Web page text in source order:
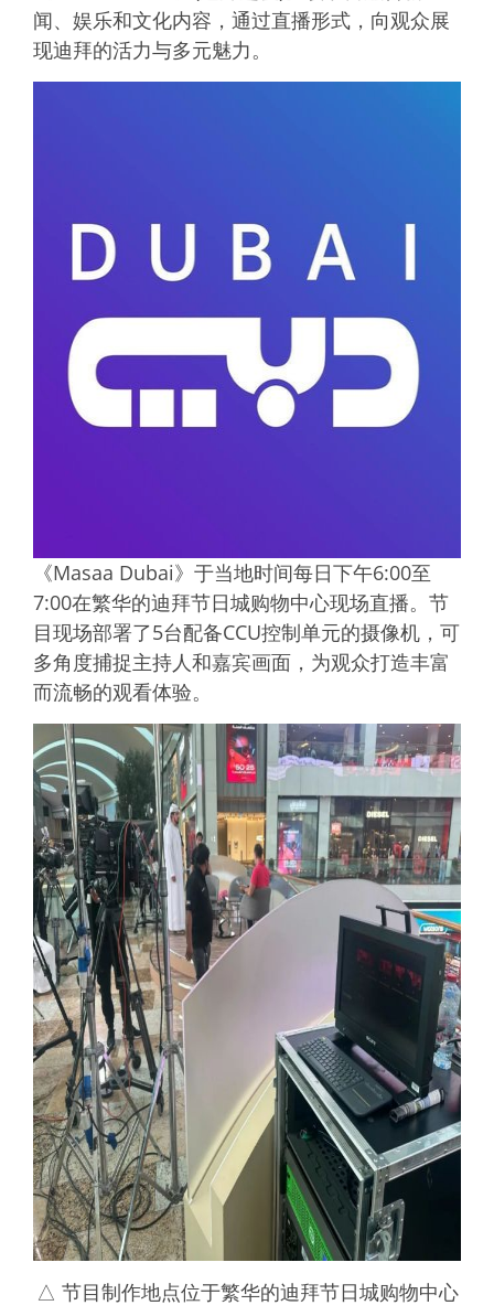
闻、娱乐和文化内容，通过直播形式，向观众展
现迪拜的活力与多元魅力。
《Masaa Dubai》于当地时间每日下午6:00至
7:00在繁华的迪拜节日城购物中心现场直播。节
目现场部署了5台配备CCU控制单元的摄像机，可
多角度捕捉主持人和嘉宾画面，为观众打造丰富
而流畅的观看体验。
△ 节目制作地点位于繁华的迪拜节日城购物中心